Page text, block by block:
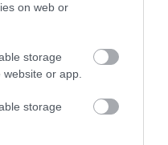
on web or
storage
or app.
storage